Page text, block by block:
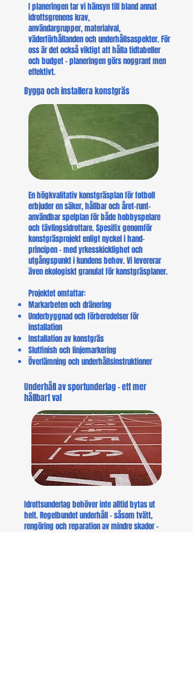
I planeringen tar vi hänsyn till bland annat
idrottsgrenens krav,
användargrupper, materialval,
väderförhållanden och underhållsaspekter. För
oss är det också viktigt att hålla tidtabeller
och budget – planeringen görs noggrant men
effektivt.
Bygga och installera konstgräs
En högkvalitativ konstgräsplan för fotboll
erbjuder en säker, hållbar och året-runt-
användbar spelplan för både hobbyspelare
och tävlingsidrottare. Spesifix genomför
konstgräsprojekt enligt nyckel i hand-
principen – med yrkesskicklighet och
utgångspunkt i kundens behov. Vi levererar
även ekologiskt granulat för konstgräsplaner.
Projektet omfattar:
Markarbeten och dränering
Underbyggnad och förberedelser för
installation
Installation av konstgräs
Slutfinish och linjemarkering
Överlämning och underhållsinstruktioner
Underhåll av sportunderlag – ett mer
hållbart val
Idrottsunderlag behöver inte alltid bytas ut
helt. Regelbundet underhåll – såsom tvätt,
rengöring och reparation av mindre skador –